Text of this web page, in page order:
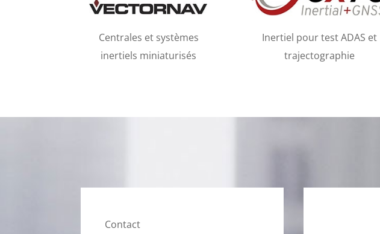
Centrales et systèmes
inertiels miniaturisés
Inertiel pour test ADAS et
trajectographie
Contact